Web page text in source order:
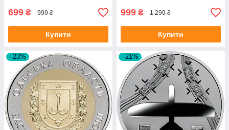
699 ₴ 999 ₴
Купити
999 ₴ 1 299 ₴
Купити
–23% –21%